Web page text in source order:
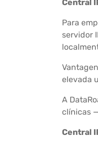
Central
Para
servidor
elevada
A
clínicas
Central